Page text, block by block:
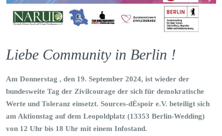
Liebe Community in Berlin !
Am Donnerstag , den 19. September 2024, ist wieder der
bundesweite Tag der Zivilcourage der sich für demokratische
Werte und Toleranz einsetzt. Sources-dÈspoir e.V. beteiligt sich
am Aktionstag auf dem Leopoldplatz (13353 Berlin-Wedding)
von 12 Uhr bis 18 Uhr mit einem Infostand.